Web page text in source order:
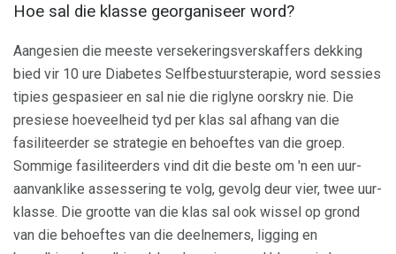
Hoe sal die klasse georganiseer word?
Aangesien die meeste versekeringsverskaffers dekking
bied vir 10 ure Diabetes Selfbestuursterapie, word sessies
tipies gespasieer en sal nie die riglyne oorskry nie. Die
presiese hoeveelheid tyd per klas sal afhang van die
fasiliteerder se strategie en behoeftes van die groep.
Sommige fasiliteerders vind dit die beste om 'n een uur-
aanvanklike assessering te volg, gevolg deur vier, twee uur-
klasse. Die grootte van die klas sal ook wissel op grond
van die behoeftes van die deelnemers, ligging en